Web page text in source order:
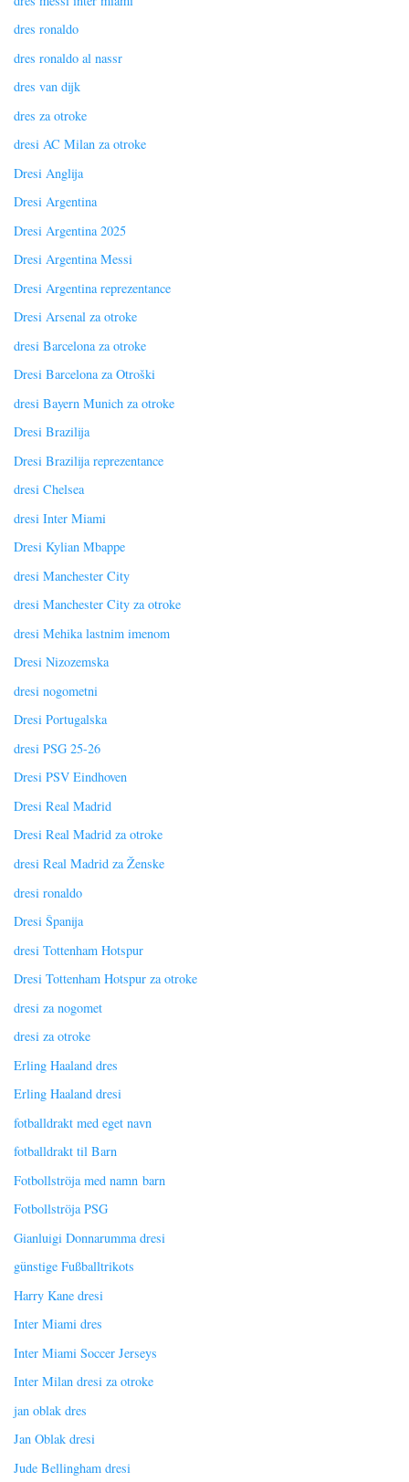
dres ronaldo
dres ronaldo al nassr
dres van dijk
dres za otroke
dresi AC Milan za otroke
Dresi Anglija
Dresi Argentina
Dresi Argentina 2025
Dresi Argentina Messi
Dresi Argentina reprezentance
Dresi Arsenal za otroke
dresi Barcelona za otroke
Dresi Barcelona za Otroški
dresi Bayern Munich za otroke
Dresi Brazilija
Dresi Brazilija reprezentance
dresi Chelsea
dresi Inter Miami
Dresi Kylian Mbappe
dresi Manchester City
dresi Manchester City za otroke
dresi Mehika lastnim imenom
Dresi Nizozemska
dresi nogometni
Dresi Portugalska
dresi PSG 25-26
Dresi PSV Eindhoven
Dresi Real Madrid
Dresi Real Madrid za otroke
dresi Real Madrid za Ženske
dresi ronaldo
Dresi Španija
dresi Tottenham Hotspur
Dresi Tottenham Hotspur za otroke
dresi za nogomet
dresi za otroke
Erling Haaland dres
Erling Haaland dresi
fotballdrakt med eget navn
fotballdrakt til Barn
Fotbollströja med namn barn
Fotbollströja PSG
Gianluigi Donnarumma dresi
günstige Fußballtrikots
Harry Kane dresi
Inter Miami dres
Inter Miami Soccer Jerseys
Inter Milan dresi za otroke
jan oblak dres
Jan Oblak dresi
Jude Bellingham dresi